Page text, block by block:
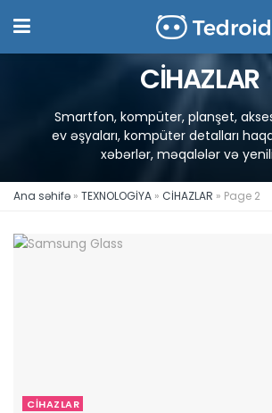
CİHAZLAR
Smartfon, kompüter, planşet,
ev əşyaları, kompüter detalları
xəbərlər, məqalələr və
Ana səhifə » TEXNOLOGİYA » CİHAZLAR » Page 2
CİHAZLAR